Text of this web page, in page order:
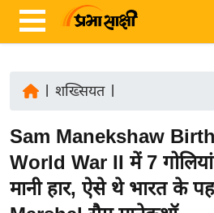
ज़ा
ख
र
शख्सियत|
Sam Manekshaw
World War II में 7
मानी हार, ऐसे थे भारत के